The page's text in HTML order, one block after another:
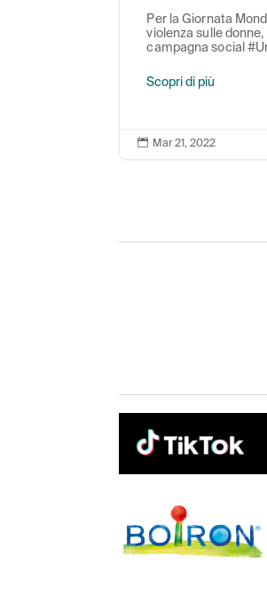
Per la Giornata
violenza sulle
campagna social
Scopri di più
 Mar 21, 2022